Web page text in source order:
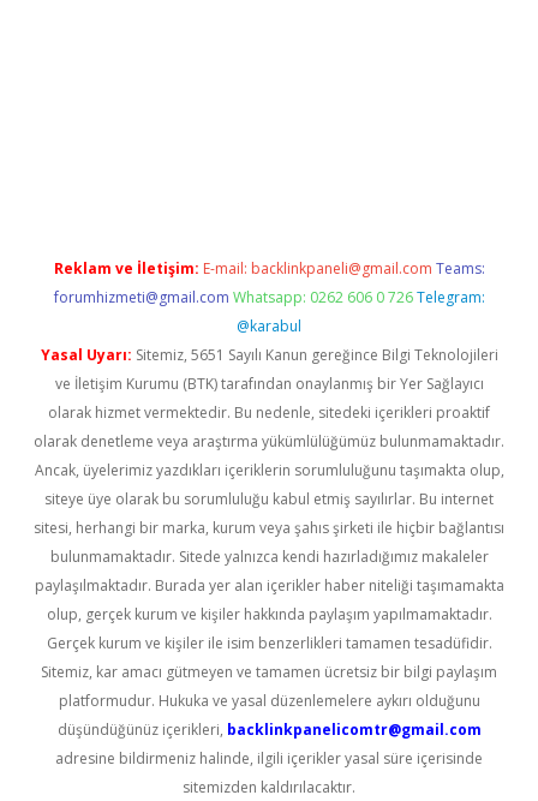
Reklam ve İletişim: E-mail: backlinkpaneli@gmail.com Teams:
forumhizmeti@gmail.com Whatsapp: 0262 606 0 726 Telegram:
@karabul
Yasal Uyarı: Sitemiz, 5651 Sayılı Kanun gereğince Bilgi Teknolojileri
ve İletişim Kurumu (BTK) tarafından onaylanmış bir Yer Sağlayıcı
olarak hizmet vermektedir. Bu nedenle, sitedeki içerikleri proaktif
olarak denetleme veya araştırma yükümlülüğümüz bulunmamaktadır.
Ancak, üyelerimiz yazdıkları içeriklerin sorumluluğunu taşımakta olup,
siteye üye olarak bu sorumluluğu kabul etmiş sayılırlar. Bu internet
sitesi, herhangi bir marka, kurum veya şahıs şirketi ile hiçbir bağlantısı
bulunmamaktadır. Sitede yalnızca kendi hazırladığımız makaleler
paylaşılmaktadır. Burada yer alan içerikler haber niteliği taşımamakta
olup, gerçek kurum ve kişiler hakkında paylaşım yapılmamaktadır.
Gerçek kurum ve kişiler ile isim benzerlikleri tamamen tesadüfidir.
Sitemiz, kar amacı gütmeyen ve tamamen ücretsiz bir bilgi paylaşım
platformudur. Hukuka ve yasal düzenlemelere aykırı olduğunu
düşündüğünüz içerikleri, backlinkpanelicomtr@gmail.com
adresine bildirmeniz halinde, ilgili içerikler yasal süre içerisinde
sitemizden kaldırılacaktır.